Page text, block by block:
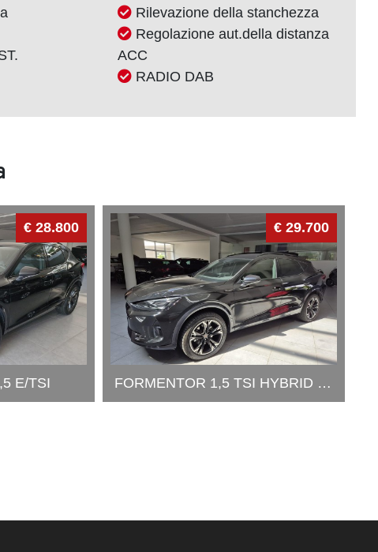
Rilevazione della stanchezza
Regolazione aut.della distanza
ACC
RADIO DAB
€ 28.800
E/TSI
€ 29.700
FORMENTOR 1,5 TSI HYBRID DSG